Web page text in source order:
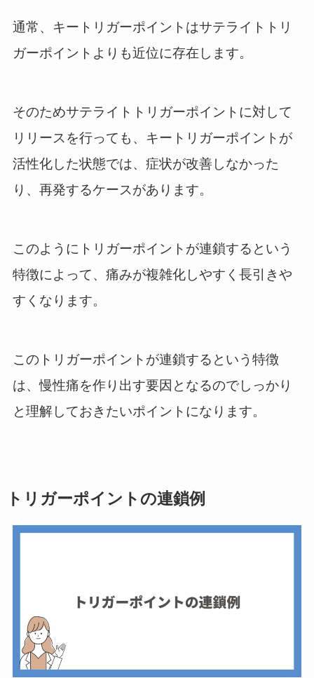
通常、キートリガーポイントはサテライトトリ
ガーポイントよりも近位に存在します。
そのためサテライトトリガーポイントに対して
リリースを行っても、キートリガーポイントが
活性化した状態では、症状が改善しなかった
り、再発するケースがあります。
このようにトリガーポイントが連鎖するという
特徴によって、痛みが複雑化しやすく長引きや
すくなります。
このトリガーポイントが連鎖するという特徴
は、慢性痛を作り出す要因となるのでしっかり
と理解しておきたいポイントになります。
トリガーポイントの連鎖例